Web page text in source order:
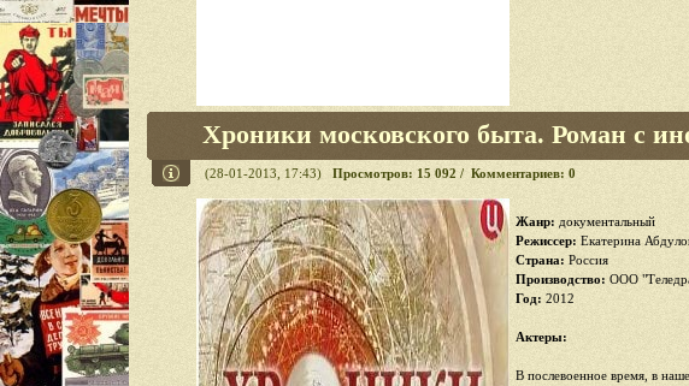
Хроники московского быта. Роман с
(28-01-2013, 17:43) Просмотров: 15 092 / Комментариев: 0
Жанр: документальный
Режиссер: Екатерина
Страна: Россия
Производство: ООО
Год: 2012
Актеры:
В послевоенное время, в